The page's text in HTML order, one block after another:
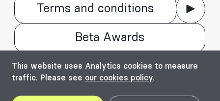
This website uses Analytics cookies to measure
traffic. Please see our cookies policy.
Terms and conditions
Beta Awards
© Bienala timișoreană de arhitectură Beta
2016 - 2026. All rights reserved.
Top